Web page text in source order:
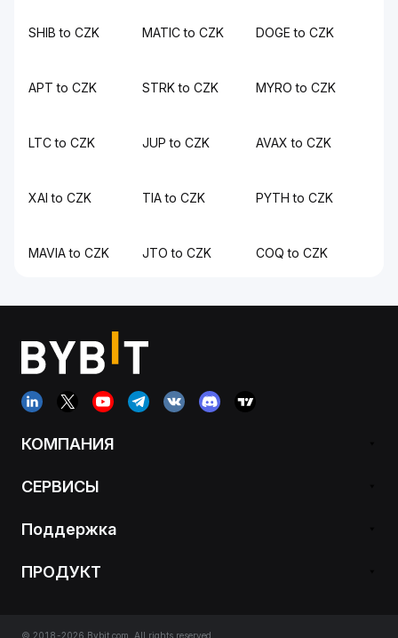
SHIB to CZK MATIC to CZK DOGE to CZK
APT to CZK STRK to CZK MYRO to CZK
LTC to CZK JUP to CZK AVAX to CZK
XAI to CZK TIA to CZK PYTH to CZK
MAVIA to CZK JTO to CZK COQ to CZK
КОМПАНИЯ
СЕРВИСЫ
Поддержка
ПРОДУКТ
© 2018-2026 Bybit.com. All rights reserved.